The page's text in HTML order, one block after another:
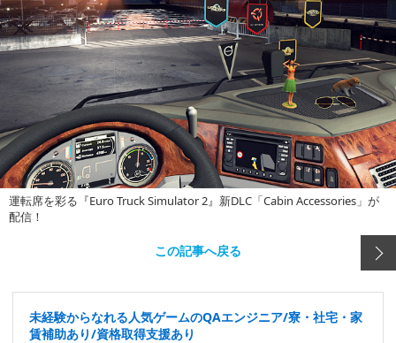
運転席を彩る『Euro Truck Simulator 2』新DLC「Cabin Accessories」が
配信！
この記事へ戻る
未経験からなれる人気ゲームのQAエンジニア/寮・社宅・家
賃補助あり/資格取得支援あり